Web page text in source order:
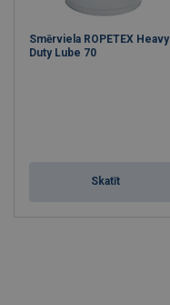
Smērviela ROPETEX Heavy
Duty Lube 70
Skatīt